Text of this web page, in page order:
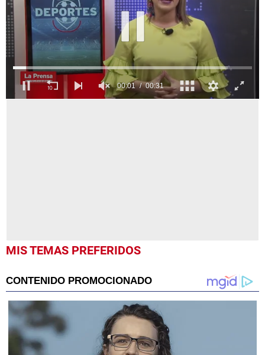
MIS TEMAS PREFERIDOS